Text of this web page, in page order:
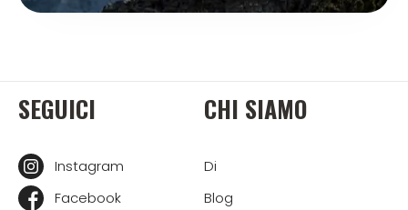
SEGUICI
Instagram
Facebook
CHI SIAMO
Di
Blog